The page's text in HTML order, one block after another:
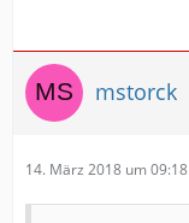
mstorck
14. März 2018 um 09:18